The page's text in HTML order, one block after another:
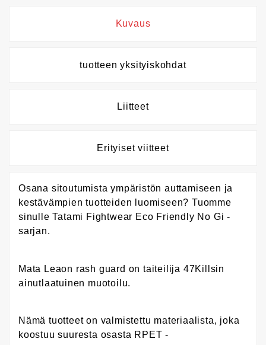
Kuvaus
tuotteen yksityiskohdat
Liitteet
Erityiset viitteet
Osana sitoutumista ympäristön auttamiseen ja
kestävämpien tuotteiden luomiseen? Tuomme
sinulle Tatami Fightwear Eco Friendly No Gi -
sarjan.
Mata Leaon rash guard on taiteilija 47Killsin
ainutlaatuinen muotoilu.
Nämä tuotteet on valmistettu materiaalista, joka
koostuu suuresta osasta RPET -